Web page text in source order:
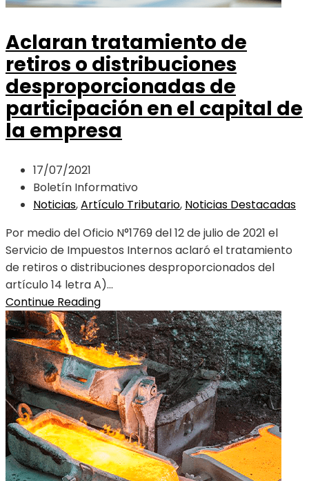
Aclaran tratamiento de
retiros o distribuciones
desproporcionadas de
participación en el capital de
la empresa
17/07/2021
Boletín Informativo
Noticias,Artículo Tributario, Noticias Destacadas
Por medio del Oficio N°1769 del 12 de julio de 2021 el
Servicio de Impuestos Internos aclaró el tratamiento
de retiros o distribuciones desproporcionados del
artículo 14 letra A)...
Continue Reading